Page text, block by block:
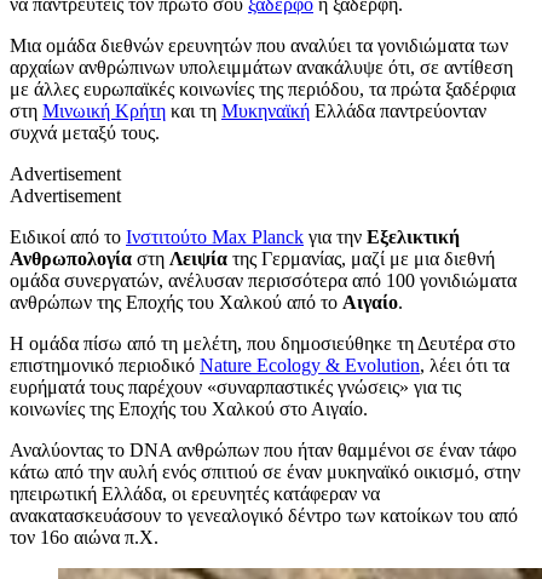
Μια ομάδα διεθνών ερευνητών που αναλύει τα γονιδιώματα των
αρχαίων ανθρώπινων υπολειμμάτων ανακάλυψε ότι, σε αντίθεση
με άλλες ευρωπαϊκές κοινωνίες της περιόδου, τα πρώτα ξαδέρφια
στη Μινωική Κρήτη και τη Μυκηναϊκή Ελλάδα παντρεύονταν
συχνά μεταξύ τους.
Advertisement
Advertisement
Ειδικοί από το Ινστιτούτο Μax Planck για την Εξελικτική
Ανθρωπολογία στη Λειψία της Γερμανίας, μαζί με μια διεθνή
ομάδα συνεργατών, ανέλυσαν περισσότερα από 100 γονιδιώματα
ανθρώπων της Εποχής του Χαλκού από το Αιγαίο.
Η ομάδα πίσω από τη μελέτη, που δημοσιεύθηκε τη Δευτέρα στο
επιστημονικό περιοδικό Nature Ecology & Evolution, λέει ότι τα
ευρήματά τους παρέχουν «συναρπαστικές γνώσεις» για τις
κοινωνίες της Εποχής του Χαλκού στο Αιγαίο.
Αναλύοντας το DNA ανθρώπων που ήταν θαμμένοι σε έναν τάφο
κάτω από την αυλή ενός σπιτιού σε έναν μυκηναϊκό οικισμό, στην
ηπειρωτική Ελλάδα, οι ερευνητές κατάφεραν να
ανακατασκευάσουν το γενεαλογικό δέντρο των κατοίκων του από
τον 16ο αιώνα π.Χ.